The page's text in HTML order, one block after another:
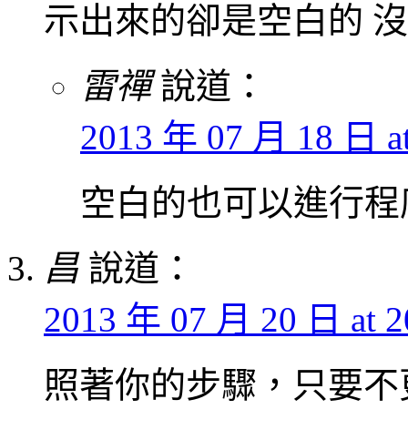
示出來的卻是空白的
雷禪 說道：
2013 年 07 月 18 日
空白的也可以進行程
昌 說道：
2013 年 07 月 20 日 at
照著你的步驟，只要